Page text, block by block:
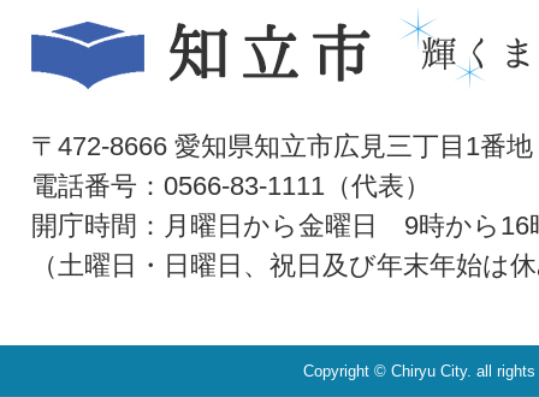
〒472-8666 愛知県知立市広見三丁目1番地
電話番号：0566-83-1111（代表）
開庁時間：月曜日から金曜日 9時から16
（土曜日・日曜日、祝日及び年末年始は
Copyright © Chiryu City. all rights